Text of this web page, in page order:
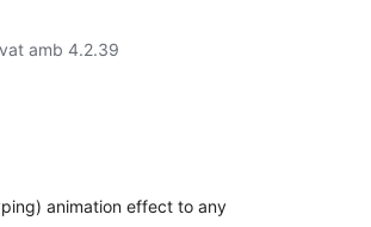
amb 4.2.39
animation effect to any